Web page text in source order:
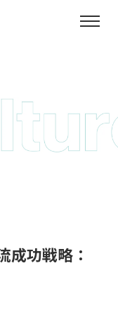
成功戦略：